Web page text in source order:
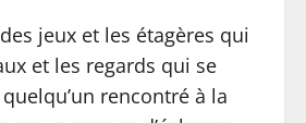
jeux et les étagères qui
et les regards qui se
rencontré à la